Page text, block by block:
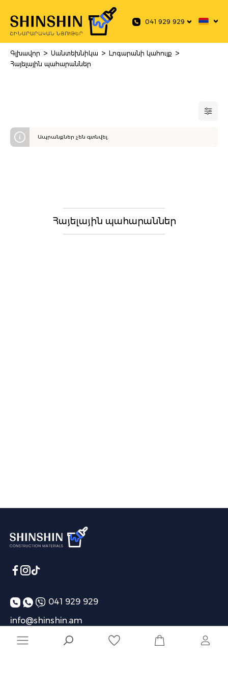
041 929 929
Գլխավոր > Սանտեխնիկա > Լոգարանի կահույք >
Հայելային պահարաններ
Ապրանքներ չեն գտնվել.
Հայելային պահարաններ
041 929 929
info@shinshin.am
Առաքման ժամեր՝ 10:00-19:00